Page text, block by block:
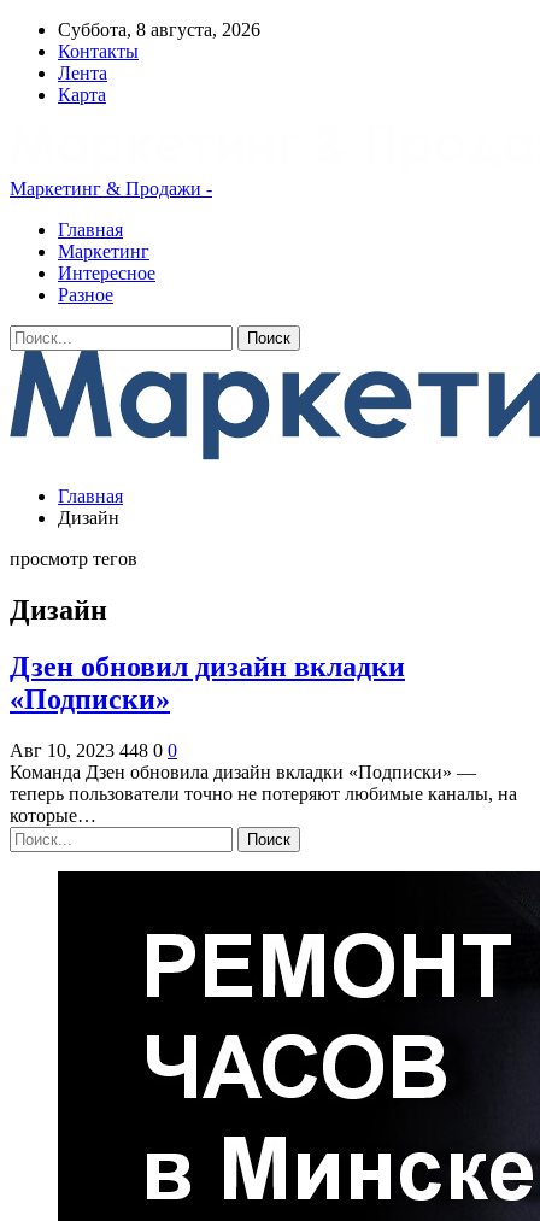
Суббота, 8 августа, 2026
Контакты
Лента
Карта
Маркетинг & Продажи -
Главная
Маркетинг
Интересное
Разное
Главная
Дизайн
просмотр тегов
Дизайн
Дзен обновил дизайн вкладки
«Подписки»
Авг 10, 2023 448 0 0
Команда Дзен обновила дизайн вкладки «Подписки» —
теперь пользователи точно не потеряют любимые каналы, на
которые…